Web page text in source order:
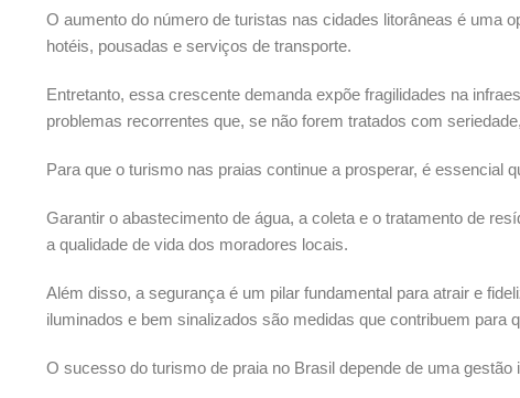
O aumento do número de turistas nas cidades litorâneas é uma
hotéis, pousadas e serviços de transporte.
Entretanto, essa crescente demanda expõe fragilidades na
problemas recorrentes que, se não forem tratados com
Para que o turismo nas praias continue a prosperar, é essencial
Garantir o abastecimento de água, a coleta e o tratamento de
a qualidade de vida dos moradores locais.
Além disso, a segurança é um pilar fundamental para atrair e
iluminados e bem sinalizados são medidas que contribuem para
O sucesso do turismo de praia no Brasil depende de uma